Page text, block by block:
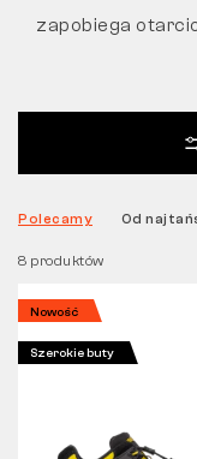
Outdoor
Odzież
WSZYSTKO O
zapobiega
NORMA
8 produktów
Polecamy Od
Nowość
Szerokie buty